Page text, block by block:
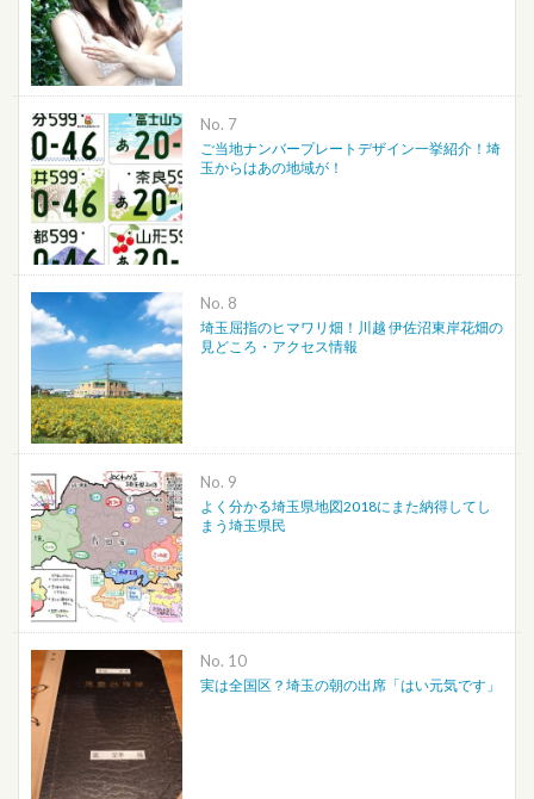
No.
ご当地ナンバープレートデザイン一挙紹介！埼
玉からはあの地域が！
No.
埼玉屈指のヒマワリ畑！川越 伊佐沼東岸花畑の
見どころ・アクセス情報
No.
よく分かる埼玉県地図2018にまた納得してし
まう埼玉県民
No.
実は全国区？埼玉の朝の出席「はい元気です」